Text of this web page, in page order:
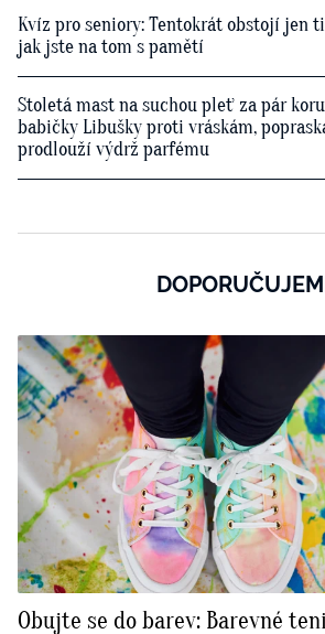
Kvíz pro seniory: Tentokrát obstojí jen
jak jste na tom s pamětí
Stoletá mast na suchou pleť za pár
babičky Libušky proti vráskám,
prodlouží výdrž parfému
Obujte se do barev: Barevné